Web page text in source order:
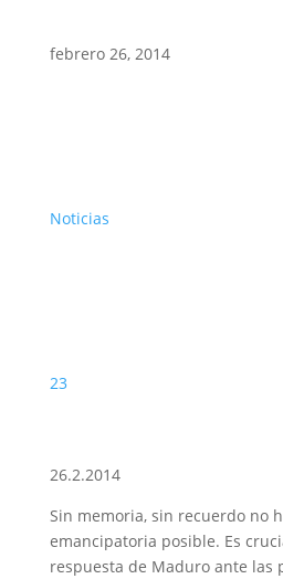
febrero 26, 2014
Noticias
23
26.2.2014
Sin memoria, sin recuerdo no
emancipatoria posible. Es
respuesta de Maduro ante las